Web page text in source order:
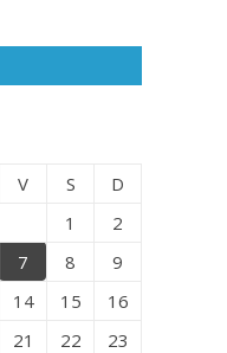
V S
D
1
2
7 8
9
14 15
16
21 22
23